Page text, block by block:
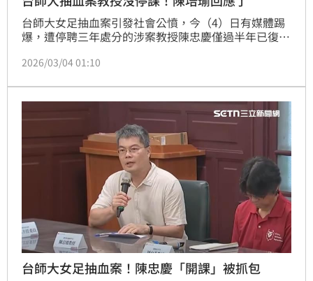
台師大女足抽血案引發社會公憤，今（4）日有媒體踢
爆，遭停聘三年處分的涉案教授陳忠慶僅過半年已復出
應稱已要求校方暫停授課並限期補正，她質疑，台師大
年，起算期為何時？她也批評教育部不應消極，需拿出
魄力回應社會期待，認真處理此事。
2026/03/04 01:10
台師大女足抽血案！陳忠慶「開課」被抓包